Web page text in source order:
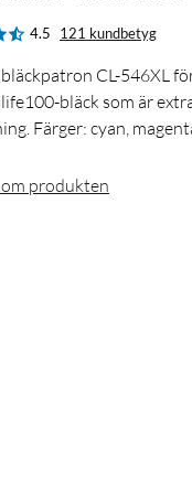
4.5 121 kundbetyg
CL-546XL
bläck som är
Färger: cyan,
om produkten